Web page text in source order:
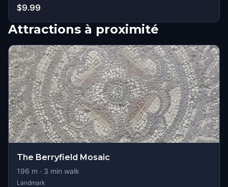
$9.99
Attractions à proximité
The Berryfield Mosaic
196 m · 3 min walk
Landmark